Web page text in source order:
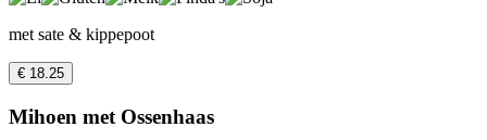
met sate & kippepoot
€ 18.25
Mihoen met Ossenhaas